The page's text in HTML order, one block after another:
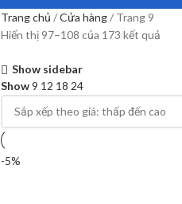
Trang chủ Cửa hàng
Trang 9
Hiển thị 97–108 của 173 kết quả
Show sidebar
Show9 12 18 24
-5%